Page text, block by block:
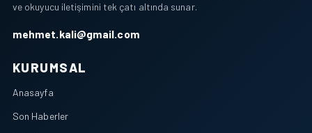
ve okuyucu iletişimini tek çatı altında sunar.
mehmet.kali@gmail.com
KURUMSAL
Anasayfa
Son Haberler